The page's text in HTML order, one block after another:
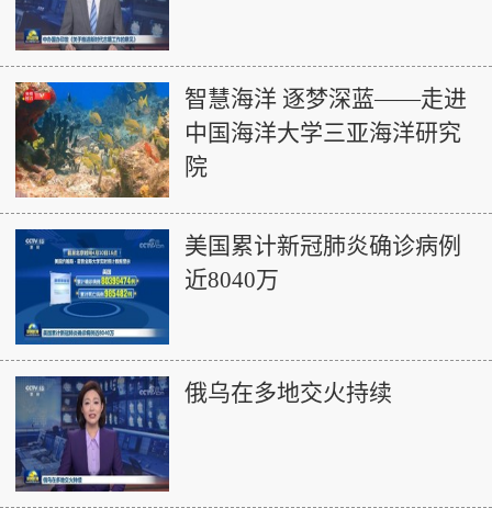
智慧海洋 逐梦深蓝——走进
中国海洋大学三亚海洋研究
院
美国累计新冠肺炎确诊病例
近8040万
俄乌在多地交火持续